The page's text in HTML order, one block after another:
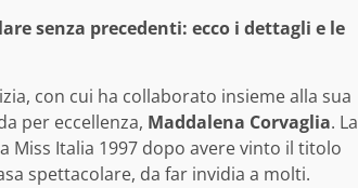
senza precedenti: ecco i dettagli e le
con cui ha collaborato insieme alla sua
per eccellenza, Maddalena Corvaglia. La
Miss Italia 1997 dopo avere vinto il titolo
spettacolare, da far invidia a molti.